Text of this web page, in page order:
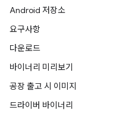
Android 저장소
요구사항
다운로드
바이너리 미리보기
공장 출고 시 이미지
드라이버 바이너리